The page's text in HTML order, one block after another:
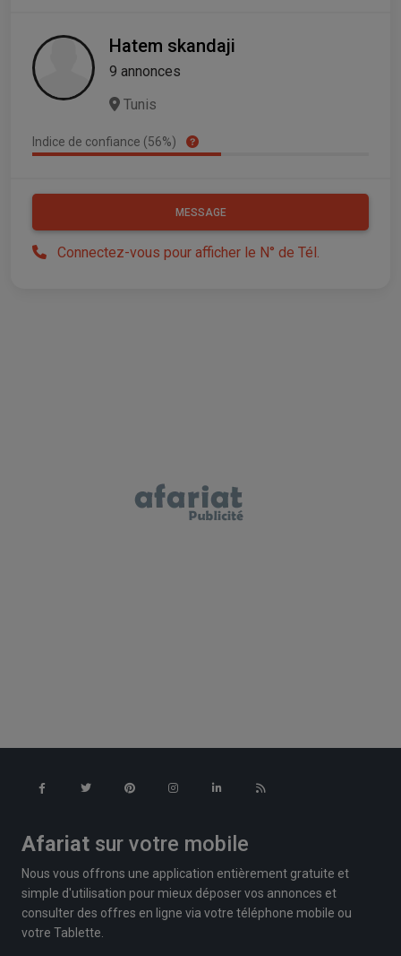
Hatem skandaji
9 annonces
Tunis
Indice de confiance (56%)
MESSAGE
Connectez-vous pour afficher le N° de Tél.
Afariat sur votre mobile
Nous vous offrons une application entièrement gratuite et
simple d'utilisation pour mieux déposer vos annonces et
consulter des offres en ligne via votre téléphone mobile ou
votre Tablette.